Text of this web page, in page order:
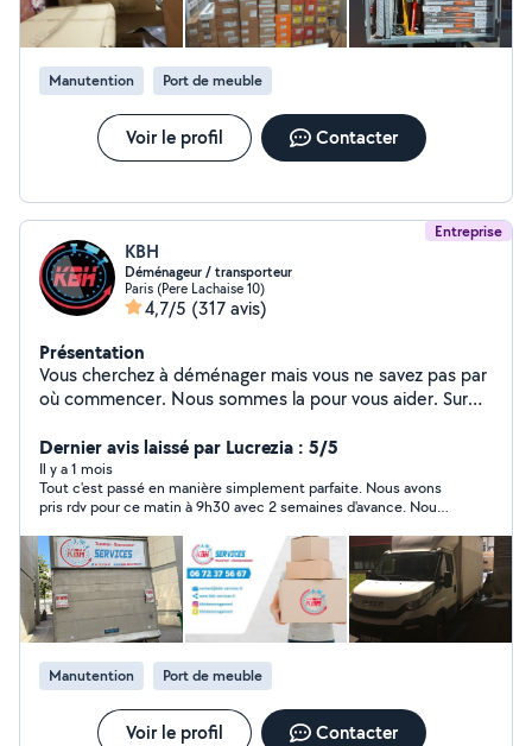
Manutention Port de meuble
Voir le profil Contacter
Entreprise
KBH
Déménageur / transporteur
Paris (Pere Lachaise 10)
4,7/5 (317 avis)
Présentation
Vous cherchez à déménager mais vous ne savez pas par
où commencer. Nous sommes la pour vous aider. Sur
France et pays frontalier, le choix d'un déménageur
certifier qualité est de première importance.
Dernier avis laissé par Lucrezia : 5/5
Il y a 1 mois
Tout c'est passé en manière simplement parfaite. Nous avons
pris rdv pour ce matin à 9h30 avec 2 semaines d'avance. Nous
en horaire avec le van et deux personnes et ensuite chez nous.
Je conseille KBH pour la fiabilité, et efficacité. Adresse à
sovegarder et à conseiller !
Manutention Port de meuble
Voir le profil Contacter